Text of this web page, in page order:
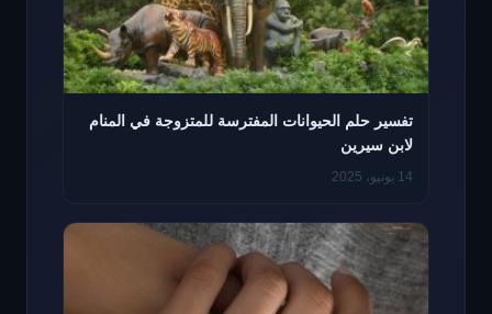
تفسير حلم الحيوانات المفترسة للمتزوجة في المنام
لابن سيرين
14 يونيو، 2025